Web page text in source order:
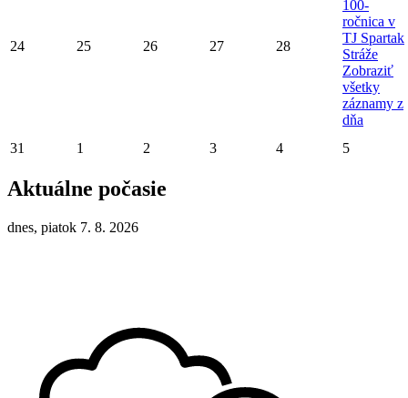
24 25 26 27 28
100-
ročnica v
TJ Spartak
Stráže
Zobraziť
všetky
záznamy z
dňa
31
1 2 3 4 5
Aktuálne počasie
dnes, piatok 7. 8. 2026